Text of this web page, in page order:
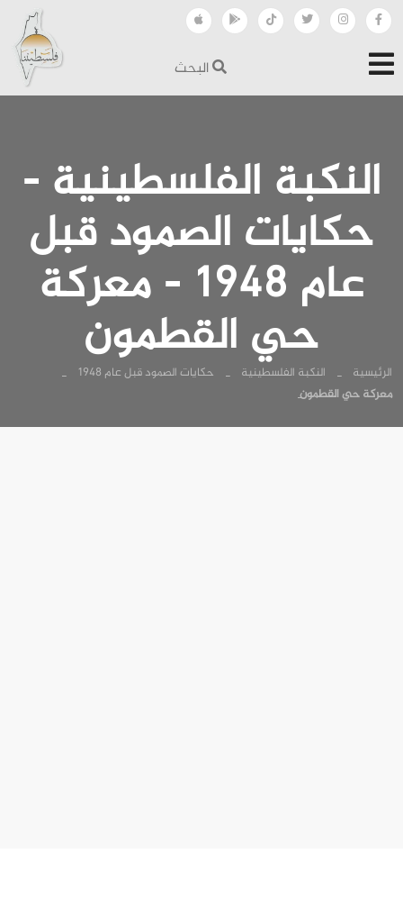
البحث
النكبة الفلسطينية -
حكايات الصمود قبل
عام 1948 - معركة
حي القطمون الرئيسية النكبة الفلسطينية
حكايات الصمود قبل عام 1948
معركة حي القطمون